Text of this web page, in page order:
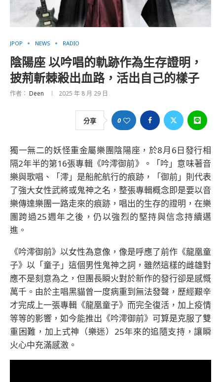
JPOP NEWS RADIO
陰陽座 以吟唱的軌跡作為生存證明，
披荊斬棘殺出血路，活出自己的樣子
作者： Deen 2025 年 8 月 29 日
分享 0
獨一無二的妖怪重金屬樂團陰陽座，於8月6日發行相
隔2年半的第16張專輯《吟澪御前》。「吟」意味著音
樂與歌唱、「澪」是船舵航行的痕跡，「御前」則代表
了強大女性武將或鬼神之名，整張專輯概念即是要以音
樂傳達樂團一路走來的痕跡，唱出的生存的證明，在樂
團跨過25週年之後，仍以強烈的堅持與信念持續邁
進。
《吟澪御前》以女性為意像，像是呼應了前作《龍凰童
子》以「童子」這個男性鬼神之詞，雖然這樣的雌雄對
應不是刻意為之，但團長瞬火對於新作的發行卻是感慨
萬千。由於主唱黑貓曾一度病重到無法發聲，歷經艱辛
才完成上一張專輯《龍凰童子》而完全復活，加上疫情
等等的影響，如今能推出《吟澪御前》可算是克服了雙
重困難，加上式神（樂迷）25年來的追隨支持，讓瞬
火心中充滿感激。